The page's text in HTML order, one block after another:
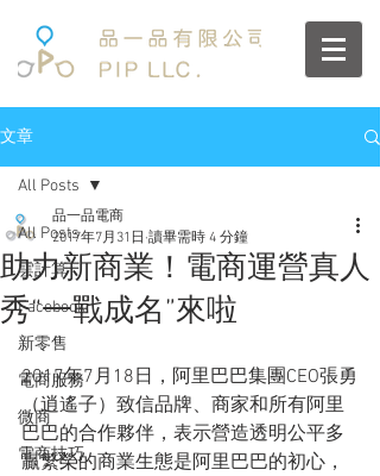
文章
All Posts
雲計算
Facebook
新零售
電商服務
微商
電商技巧
All Posts
助力新商業！電商運營真人
秀“一戰成名”來啦
品一品電商
2017年7月31日 讀畢需時 4 分鐘
2017年7月18日，阿里巴巴集團CEO張勇
（逍遙子）致信品牌、商家和所有阿里
巴巴的合作夥伴，表示營造透明公平多
贏繁榮的商業生態是阿里巴巴的初心，